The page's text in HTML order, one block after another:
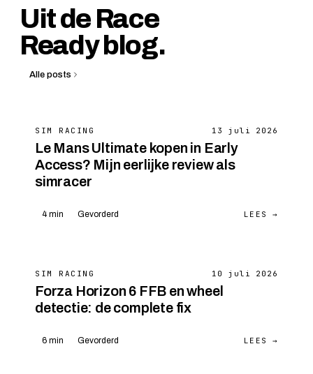
Uit de Race
Ready blog.
Alle posts
SIM RACING 13 juli 2026
Le Mans Ultimate kopen in Early
Access? Mijn eerlijke review als
simracer
4 min Gevorderd LEES →
SIM RACING 10 juli 2026
Forza Horizon 6 FFB en wheel
detectie: de complete fix
6 min Gevorderd LEES →